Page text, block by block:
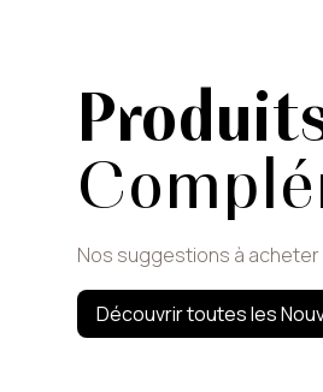
Nos suggestions à
Découvrir toutes les